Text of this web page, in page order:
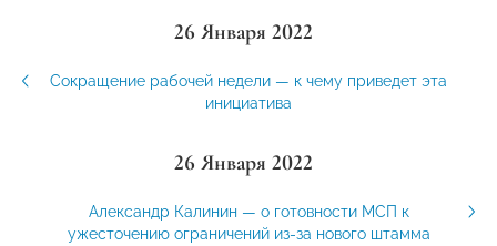
26 Января 2022
Сокращение рабочей недели — к чему приведет эта
инициатива
26 Января 2022
Александр Калинин — о готовности МСП к
ужесточению ограничений из-за нового штамма